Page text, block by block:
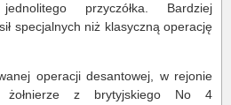
przyczółka. Bardziej
specjalnych niż klasyczną operację
operacji desantowej, w rejonie
żołnierze z brytyjskiego No 4